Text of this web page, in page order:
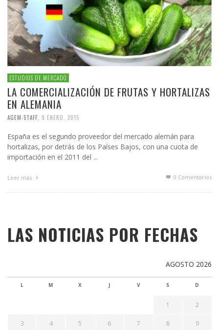
ESTUDIOS DE MERCADO
LA COMERCIALIZACIÓN DE FRUTAS Y HORTALIZAS
EN ALEMANIA
AGEM-STAFF 9 ENERO, 2015
España es el segundo proveedor del mercado alemán para
hortalizas, por detrás de los Países Bajos, con una cuota de
importación en el 2011 del ...
Leer más 0 Comentarios
LAS NOTICIAS POR FECHAS
AGOSTO 2026
L M X J V S D
1 2
3 4 5 6 7 8 9